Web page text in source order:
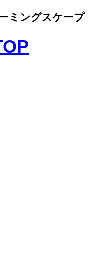
ミングスケープ